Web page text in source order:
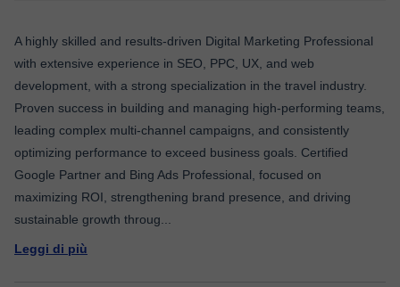
A highly skilled and results-driven Digital Marketing Professional
with extensive experience in SEO, PPC, UX, and web
development, with a strong specialization in the travel industry.
Proven success in building and managing high-performing teams,
leading complex multi-channel campaigns, and consistently
optimizing performance to exceed business goals. Certified
Google Partner and Bing Ads Professional, focused on
maximizing ROI, strengthening brand presence, and driving
sustainable growth throug
Leggi di più